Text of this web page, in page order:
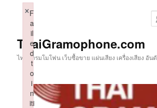
ThaiGramophone.com
ไทยแกรมโมโฟน เว็บซื้อขาย แผ่นเสียง เครื่องเสียง อัน
F
a
il
e
d
t
o
i
n
iti
×